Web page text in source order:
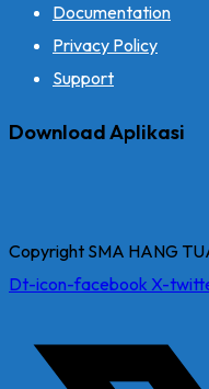
Documentation
Privacy Policy
Support
Download Aplikasi
Copyright SMA HANG
Dt-icon-facebook X-